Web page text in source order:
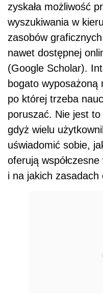
zyskała możliwość
wyszukiwania w
zasobów
nawet dostępnej
(Google Scholar).
bogato wyposażoną
po której trzeba
poruszać. Nie jest
gdyż wielu
uświadomić sobie,
oferują
i na jakich zasadach